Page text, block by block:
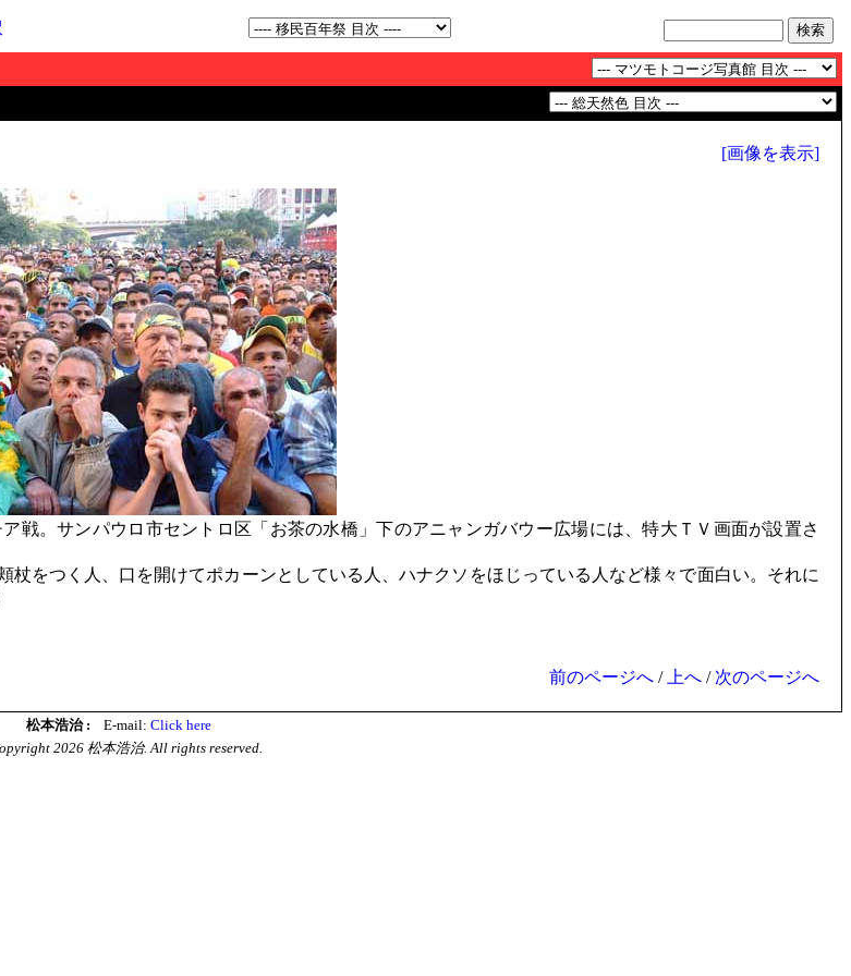
[画像を表示]
。サンパウロ市セントロ区「お茶の水橋」下のアニャンガバウー広場には、特大ＴＶ画面が設置さ
をつく人、口を開けてポカーンとしている人、ハナクソをほじっている人など様々で面白い。それに
前のページへ / 上へ / 次のページへ
松本浩治 : E-mail: Click here
2026 松本浩治. All rights reserved.